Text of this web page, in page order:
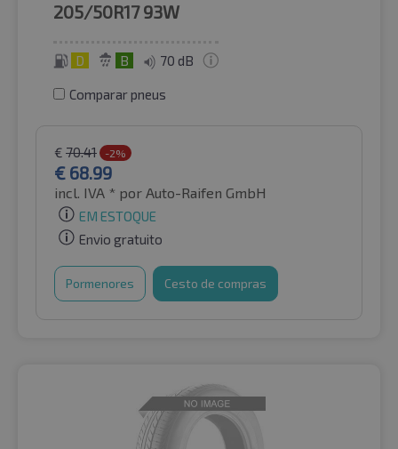
205/50R17 93W
D B 70 dB
Comparar pneus
€ 70.41 -2%
€ 68.99
incl. IVA * por Auto-Raifen GmbH
EM ESTOQUE
Envio gratuito
Pormenores Cesto de compras